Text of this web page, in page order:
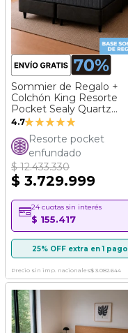
Sommier de Regalo +
Colchón King Resorte
Pocket Sealy Quartz
(180x200)
4.7Valoración:
93%Resorte pocket
enfundado
$ 12.433.330
$ 3.729.999
24 cuotas sin interés
$ 155.417
25% OFF extra en 1 pago
Precio sin imp. nacionales$ 3.082.644